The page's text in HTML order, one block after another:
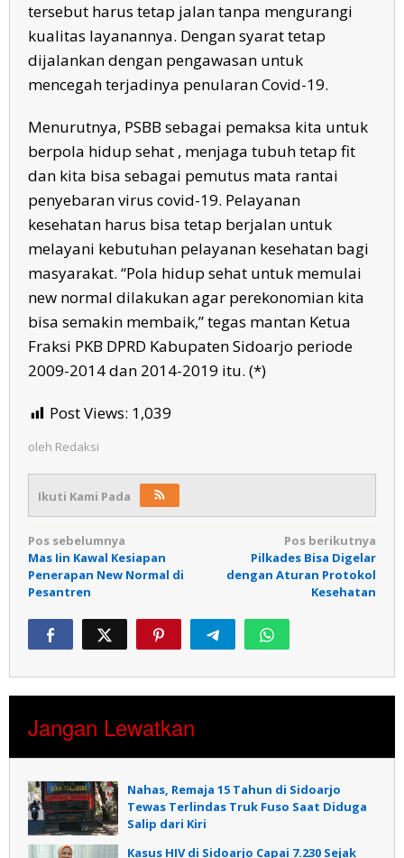
tersebut harus tetap jalan tanpa mengurangi
kualitas layanannya. Dengan syarat tetap
dijalankan dengan pengawasan untuk
mencegah terjadinya penularan Covid-19.
Menurutnya, PSBB sebagai pemaksa kita untuk
berpola hidup sehat , menjaga tubuh tetap fit
dan kita bisa sebagai pemutus mata rantai
penyebaran virus covid-19. Pelayanan
kesehatan harus bisa tetap berjalan untuk
melayani kebutuhan pelayanan kesehatan bagi
masyarakat. “Pola hidup sehat untuk memulai
new normal dilakukan agar perekonomian kita
bisa semakin membaik,” tegas mantan Ketua
Fraksi PKB DPRD Kabupaten Sidoarjo periode
2009-2014 dan 2014-2019 itu. (*)
Post Views: 1,039
oleh Redaksi
Ikuti Kami Pada
Navigasi
pos
Pos sebelumnya
Mas Iin Kawal Kesiapan
Penerapan New Normal di
Pesantren
Pos berikutnya
Pilkades Bisa Digelar
dengan Aturan Protokol
Kesehatan
Jangan Lewatkan
Nahas, Remaja 15 Tahun di Sidoarjo
Tewas Terlindas Truk Fuso Saat Diduga
Salip dari Kiri
Kasus HIV di Sidoarjo Capai 7.230 Sejak